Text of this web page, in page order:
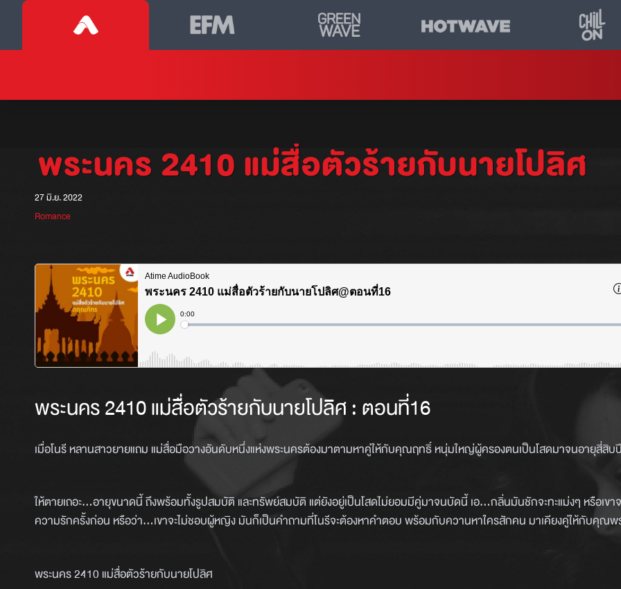
พระนคร 2410 แม่สื่อตัวร้ายกับนายโปลิศ
27 มิ.ย. 2022
Romance
พระนคร 2410 แม่สื่อตัวร้ายกับนายโปลิศ:ตอนที่16
เมื่อโนรี หลานสาวยายแถม แม่สื่อมือวางอันดับหนึ่งแห่งพระนครต้องมาตามหาคู่ให้กับคุณฤทธิ์ หนุ่มใหญ่ผู้ครองตนเป็นโสดมาจนอายุสี่สิบ
ให้ตายเถอะ…อายุขนาดนี้ ถึงพร้อมทั้งรูปสมบัติ และทรัพย์สมบัติ แต่ยังอยู่เป็นโสดไม่ยอมมีคู่มาจนบัดนี้ เอ…กลิ่นมันชักจะทะแม่งๆ หรือเขา
ความรักครั้งก่อน หรือว่า…เขาจะไม่ชอบผู้หญิง มันก็เป็นคำถามที่โนรีจะต้องหาคำตอบ พร้อมกับควานหาใครสักคน มาเคียงคู่ให้กับคุณพ
พระนคร 2410 แม่สื่อตัวร้ายกับนายโปลิศ